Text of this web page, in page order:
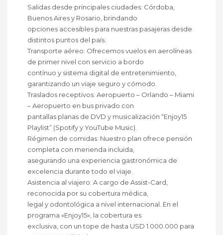
Salidas desde principales ciudades: Córdoba,
Buenos Aires y Rosario, brindando
opciones accesibles para nuestras pasajeras desde
distintos puntos del país.
Transporte aéreo: Ofrecemos vuelos en aerolíneas
de primer nivel con servicio a bordo
contínuo y sistema digital de entretenimiento,
garantizando un viaje seguro y cómodo.
Traslados receptivos: Aeropuerto – Orlando – Miami
– Aeropuerto en bus privado con
pantallas planas de DVD y musicalización “Enjoy15
Playlist” (Spotify y YouTube Music).
Régimen de comidas: Nuestro plan ofrece pensión
completa con merienda incluida,
asegurando una experiencia gastronómica de
excelencia durante todo el viaje.
Asistencia al viajero: A cargo de Assist-Card,
reconocida por su cobertura médica,
legal y odontológica a nivel internacional. En el
programa «Enjoy15», la cobertura es
exclusiva, con un tope de hasta USD 1.000.000 para